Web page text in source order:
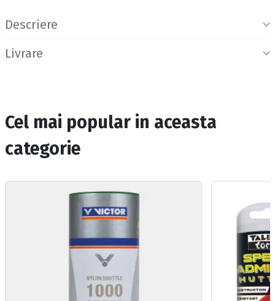
Descriere
Livrare
Cel mai popular in aceasta
categorie